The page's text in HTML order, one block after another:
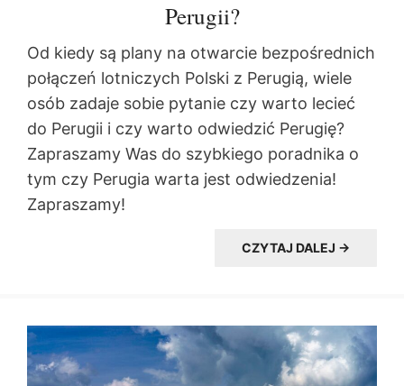
Perugii?
Od kiedy są plany na otwarcie bezpośrednich
połączeń lotniczych Polski z Perugią, wiele
osób zadaje sobie pytanie czy warto lecieć
do Perugii i czy warto odwiedzić Perugię?
Zapraszamy Was do szybkiego poradnika o
tym czy Perugia warta jest odwiedzenia!
Zapraszamy!
CZYTAJ DALEJ →